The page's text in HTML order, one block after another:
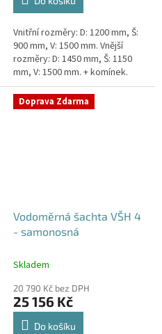
Vnitřní rozměry: D: 1200 mm, Š:
900 mm, V: 1500 mm. Vnější
rozměry: D: 1450 mm, Š: 1150
mm, V: 1500 mm. + komínek.
Dvouplášťová vodoměrná šachta
- do míst se spodní...
Doprava Zdarma
Vodoměrná šachta VŠH 4
- samonosná
Skladem
20 790 Kč bez DPH
25 156 Kč
Do košíku